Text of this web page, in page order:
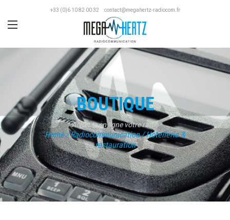
+33 (0)6 10 82 00 32 contact@megahertz-radiocom.fr
BOUTIQUE
Achetez en ligne votre radio
Home/Radiocommunication/Hôtellerie &
restauration